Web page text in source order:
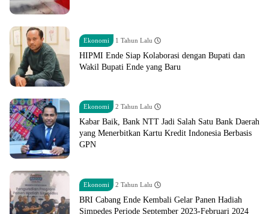
Ekonomi 1 Tahun Lalu
HIPMI Ende Siap Kolaborasi dengan Bupati dan
Wakil Bupati Ende yang Baru
Ekonomi 2 Tahun Lalu
Kabar Baik, Bank NTT Jadi Salah Satu Bank Daerah
yang Menerbitkan Kartu Kredit Indonesia Berbasis
GPN
Ekonomi 2 Tahun Lalu
BRI Cabang Ende Kembali Gelar Panen Hadiah
Simpedes Periode September 2023-Februari 2024